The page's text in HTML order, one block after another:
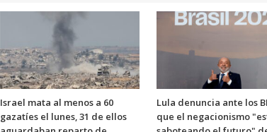
Israel mata al menos a 60
gazatíes el lunes, 31 de ellos
Lula denuncia ante los
que el negacionismo